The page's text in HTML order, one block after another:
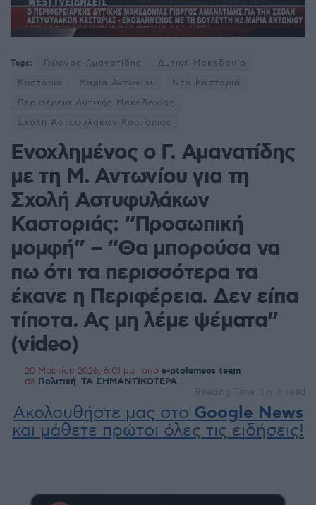
Tags: Γιώργος Αμανατίδης
Δυτική Μακεδονία
Καστοριά
Μαρία Αντωνίου
Νέα Καστοριά
Περιφέρεια Δυτικής Μακεδονίας
Σχολή Αστυφυλάκων Καστοριάς
Ενοχλημένος ο Γ. Αμανατίδης
με τη Μ. Αντωνίου για τη
Σχολή Αστυφυλάκων
Καστοριάς: “Προσωπική
μομφή” – “Θα μπορούσα να
πω ότι τα περισσότερα τα
έκανε η Περιφέρεια. Δεν είπα
τίποτα. Ας μη λέμε ψέματα”
(video)
20 Μαρτίου 2026, 6:01 μμ από e-ptolemeos team
σε Πολιτική ΤΑ ΣΗΜΑΝΤΙΚΟΤΕΡΑ
Reading Time: 1 min read
Ακολουθήστε μας στο Google News
και μάθετε πρώτοι όλες τις ειδήσεις!